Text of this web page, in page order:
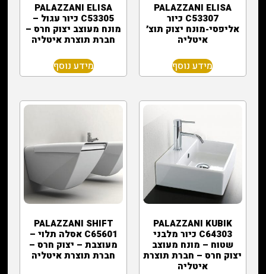
PALAZZANI ELISA
C53307 כיור
אליפסי-מונח יצוק תוצ׳
איטליה
מידע נוסף
PALAZZANI ELISA
C53305 כיור עגול –
מונח מעוצב יצוק חרס –
חברת תוצרת איטליה
מידע נוסף
PALAZZANI KUBIK
C64303 כיור מלבני
שטוח – מונח מעוצב
יצוק חרס – חברת תוצרת
איטליה
PALAZZANI SHIFT
C65601 אסלה תלוי –
מעוצבת – יצוק חרס –
חברת תוצרת איטליה